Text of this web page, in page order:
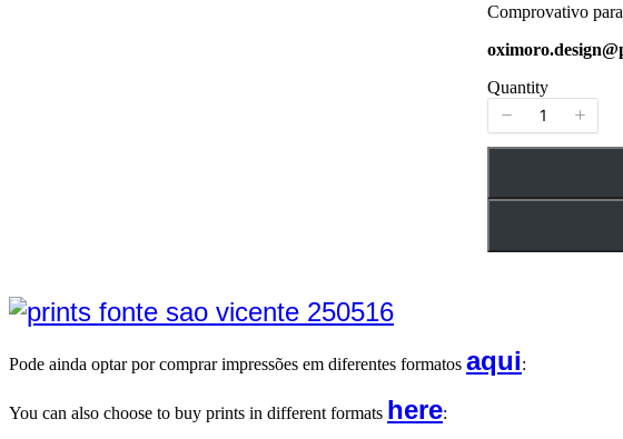
Comprovativo
Quantity
Pode ainda optar por comprar impressões em diferentes formatos aqui:
You can also choose to buy prints in different formats here: